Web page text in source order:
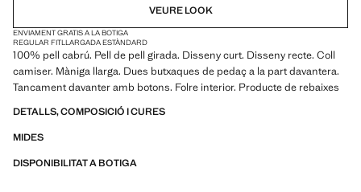
VEURE LOOK
ENVIAMENT GRATIS A LA BOTIGA
REGULAR FITLLARGADA ESTÀNDARD
100% pell cabrú. Pell de pell girada. Disseny curt. Disseny recte. Coll
camiser. Màniga llarga. Dues butxaques de pedaç a la part davantera.
Tancament davanter amb botons. Folre interior. Producte de rebaixes
DETALLS, COMPOSICIÓ I CURES
MIDES
DISPONIBILITAT A BOTIGA